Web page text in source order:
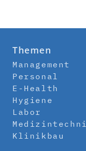
Themen
Management
Personal
E-Health
Hygiene
Labor
Klinikbau